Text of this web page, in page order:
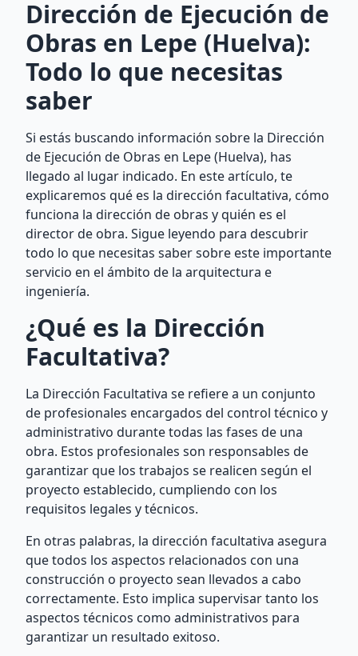
Dirección de Ejecución de
Obras en Lepe (Huelva):
Todo lo que necesitas
saber
Si estás buscando información sobre la Dirección
de Ejecución de Obras en Lepe (Huelva), has
llegado al lugar indicado. En este artículo, te
explicaremos qué es la dirección facultativa, cómo
funciona la dirección de obras y quién es el
director de obra. Sigue leyendo para descubrir
todo lo que necesitas saber sobre este importante
servicio en el ámbito de la arquitectura e
ingeniería.
¿Qué es la Dirección
Facultativa?
La Dirección Facultativa se refiere a un conjunto
de profesionales encargados del control técnico y
administrativo durante todas las fases de una
obra. Estos profesionales son responsables de
garantizar que los trabajos se realicen según el
proyecto establecido, cumpliendo con los
requisitos legales y técnicos.
En otras palabras, la dirección facultativa asegura
que todos los aspectos relacionados con una
construcción o proyecto sean llevados a cabo
correctamente. Esto implica supervisar tanto los
aspectos técnicos como administrativos para
garantizar un resultado exitoso.